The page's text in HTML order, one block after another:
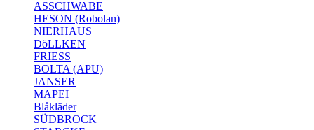
ASSCHWABE
HESON (Robolan)
NIERHAUS
DöLLKEN
FRIESS
BOLTA (APU)
JANSER
MAPEI
Blåkläder
SÜDBROCK